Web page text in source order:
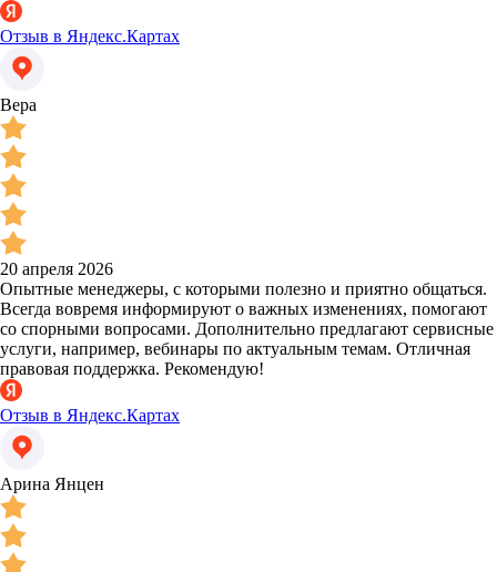
Отзыв в Яндекс.Картах
Вера
20 апреля 2026
Опытные менеджеры, с которыми полезно и приятно общаться.
Всегда вовремя информируют о важных изменениях, помогают
со спорными вопросами. Дополнительно предлагают сервисные
услуги, например, вебинары по актуальным темам. Отличная
правовая поддержка. Рекомендую!
Отзыв в Яндекс.Картах
Арина Янцен